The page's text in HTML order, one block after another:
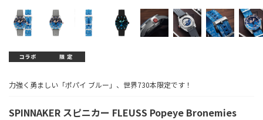
SPINNAKER スピニカー FLEUSS Popeye Bronemies
力強く勇ましい「ポパイ ブルー」、世界730本限定です！